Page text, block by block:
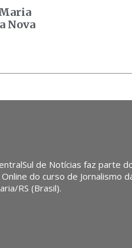
Nova
de Notícias faz parte
do curso de Jornalismo
RS (Brasil).